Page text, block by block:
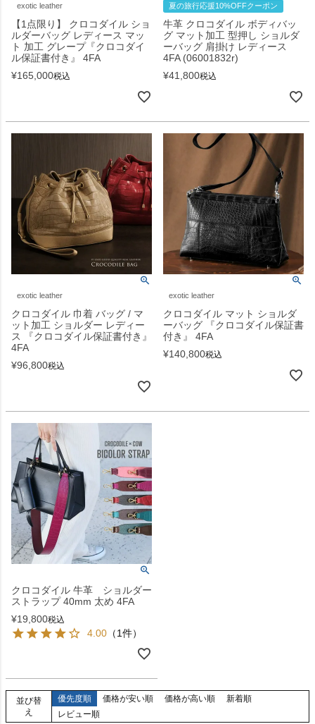
exotic leather
【1点限り】 クロコダイル ショ
ルダーバッグ レディース マッ
ト 加工 グレープ『クロコダイ
ル保証書付き』 4FA
¥165,000税込
夏の旅行応援10%OFFクーポン
牛革 クロコダイル ボディバッ
グ マット加工 型押し ショルダ
ーバッグ 肩掛け レディース
4FA (06001832r)
¥41,800税込
exotic leather
クロコダイル 巾着 バッグ / マ
ット加工 ショルダー レディー
ス 『クロコダイル保証書付き』
4FA
¥96,800税込
exotic leather
クロコダイル マット ショルダ
ーバッグ 『クロコダイル保証書
付き』 4FA
¥140,800税込
クロコダイル 牛革 ショルダー
ストラップ 40mm 太め 4FA
¥19,800税込
4.00 （1件）
並び替
え
優先度順 価格が安い順 価格が高い順
新着順
レビュー順